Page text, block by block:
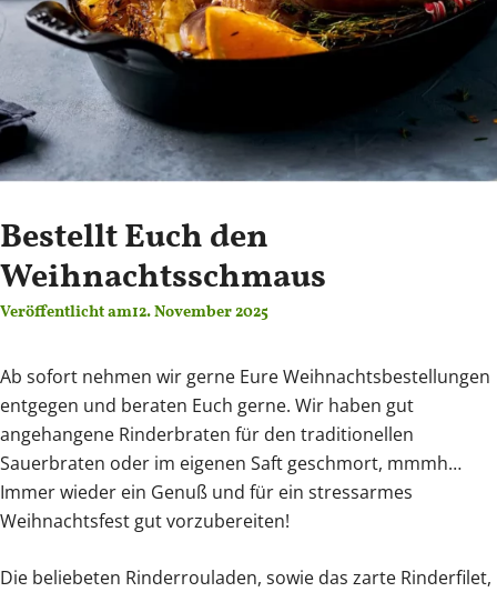
Bestellt Euch den
Weihnachtsschmaus
Veröffentlicht am12. November 2025
Ab sofort nehmen wir gerne Eure Weihnachtsbestellungen
entgegen und beraten Euch gerne. Wir haben gut
angehangene Rinderbraten für den traditionellen
Sauerbraten oder im eigenen Saft geschmort, mmmh…
Immer wieder ein Genuß und für ein stressarmes
Weihnachtsfest gut vorzubereiten!
Die beliebeten Rinderrouladen, sowie das zarte Rinderfilet,